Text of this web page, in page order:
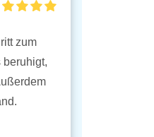
zum
beruhigt,